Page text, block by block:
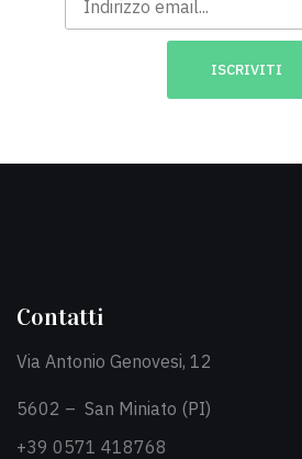
Contatti
Via Antonio Genovesi, 12
5602 – San Miniato (PI)
+39 0571 418768